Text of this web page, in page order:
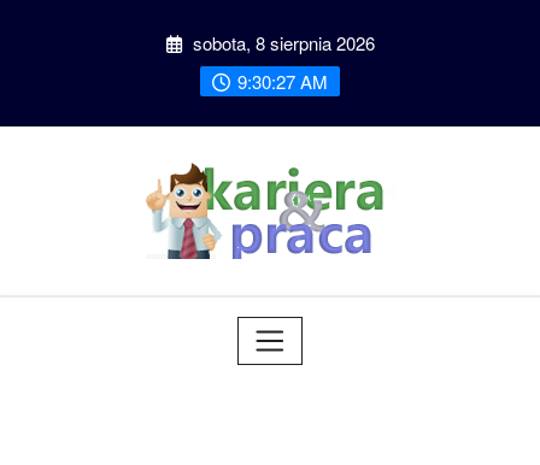
sobota, 8 sierpnia 2026
9:30:28 AM